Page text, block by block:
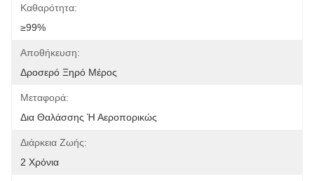
Καθαρότητα:
≥99%
Αποθήκευση:
Δροσερό Ξηρό Μέρος
Μεταφορά:
Δια Θαλάσσης Ή Αεροπορικώς
Διάρκεια Ζωής:
2 Χρόνια